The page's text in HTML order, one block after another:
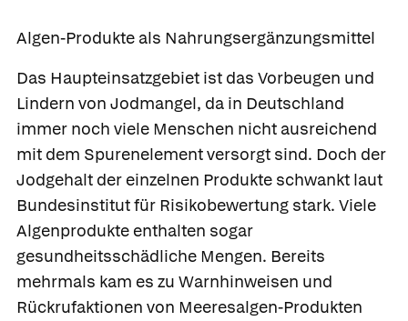
Algen-Produkte als Nahrungsergänzungsmittel
Das Haupteinsatzgebiet ist das Vorbeugen und
Lindern von Jodmangel, da in Deutschland
immer noch viele Menschen nicht ausreichend
mit dem Spurenelement versorgt sind. Doch der
Jodgehalt der einzelnen Produkte schwankt laut
Bundesinstitut für Risikobewertung stark. Viele
Algenprodukte enthalten sogar
gesundheitsschädliche Mengen. Bereits
mehrmals kam es zu Warnhinweisen und
Rückrufaktionen von Meeresalgen-Produkten